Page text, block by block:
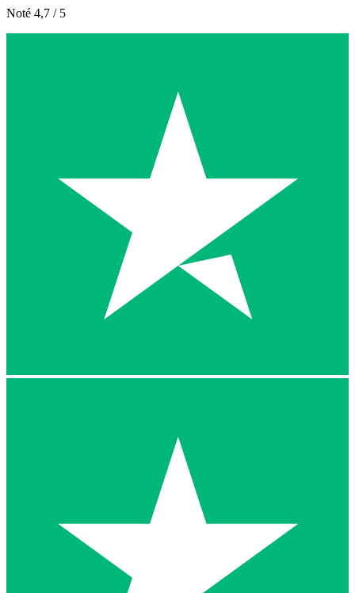
Noté 4,7 / 5